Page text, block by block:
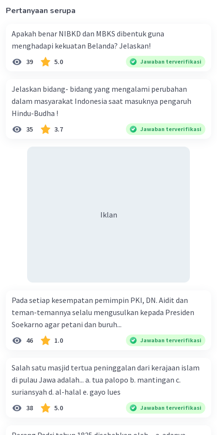
dapat diartikan sebagai nilai dan makna yang
lalu yang berhubungan dengan kehidupan sosial
manusia. Makna sosial ini penting untuk
dipahami agar kita dapat memahami lebih baik
tentang masa lalu dan mengambil hikmah
Beri Rating·0.0(0) Balas
Pertanyaan serupa
Apakah benar NIBKD dan MBKS dibentuk guna
menghadapi kekuatan Belanda? Jelaskan!
39 5.0 Jawaban terverifikasi
Jelaskan bidang- bidang yang mengalami perubahan
dalam masyarakat Indonesia saat masuknya pengaruh
Hindu-Budha !
35 3.7 Jawaban terverifikasi
Iklan
Pada setiap kesempatan pemimpin PKI, DN. Aidit dan
teman-temannya selalu mengusulkan kepada Presiden
Soekarno agar petani dan buruh...
46 1.0 Jawaban terverifikasi
Salah satu masjid tertua peninggalan dari kerajaan islam
di pulau Jawa adalah... a. tua palopo b. mantingan c.
suriansyah d. al-halal e. gayo lues
38 5.0 Jawaban terverifikasi